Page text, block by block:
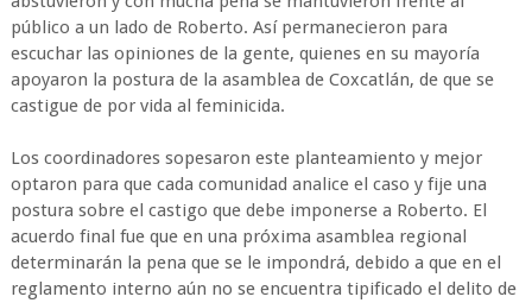
público a un lado de Roberto. Así permanecieron para
escuchar las opiniones de la gente, quienes en su mayoría
apoyaron la postura de la asamblea de Coxcatlán, de que se
castigue de por vida al feminicida.
Los coordinadores sopesaron este planteamiento y mejor
optaron para que cada comunidad analice el caso y fije una
postura sobre el castigo que debe imponerse a Roberto. El
acuerdo final fue que en una próxima asamblea regional
determinarán la pena que se le impondrá, debido a que en el
reglamento interno aún no se encuentra tipificado el delito de